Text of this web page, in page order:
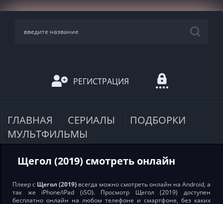
РЕГИСТРАЦИЯ
ГЛАВНАЯ СЕРИАЛЫ
ПОДБОРКИ
МУЛЬТФИЛЬМЫ
Щегол (2019) смотреть онлайн
Плеер с Щегол (2019) всегда можно смотреть онлайн на Android, а
так же iPhone/iPad (iSO). Просмотр Щегол (2019) доступен
бесплатно онлайн на любом телефоне и смартфоне, без каких